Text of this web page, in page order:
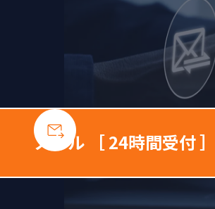
メール ［ 24時間受付 ］